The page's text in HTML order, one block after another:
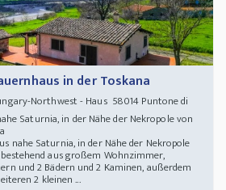
in der Toskana
Northwest - Haus 58014 Puntone di
Saturnia, in der Nähe der Nekropole von
nahe Saturnia, in der Nähe der Nekropole
aus großem Wohnzimmer,
und 2 Bädern und 2 Kaminen, außerdem
2 kleinen ...